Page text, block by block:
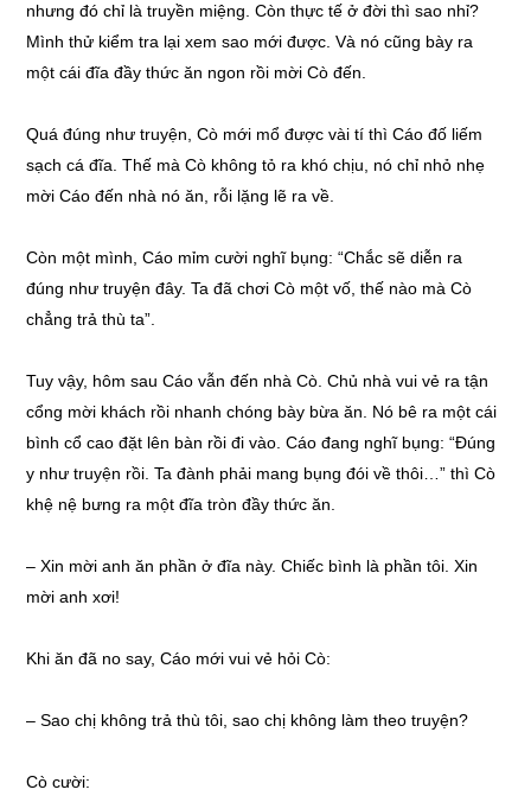
nhưng đó chỉ là truyền miệng. Còn thực tế ở đời thì sao nhỉ?
Mình thử kiểm tra lại xem sao mới được. Và nó cũng bày ra
một cái đĩa đầy thức ăn ngon rồi mời Cò đến.
Quá đúng như truyện, Cò mới mổ được vài tí thì Cáo đố liếm
sạch cá đĩa. Thế mà Cò không tỏ ra khó chịu, nó chỉ nhỏ nhẹ
mời Cáo đến nhà nó ăn, rỗi lặng lẽ ra về.
Còn một mình, Cáo mỉm cười nghĩ bụng: “Chắc sẽ diễn ra
đúng như truyện đây. Ta đã chơi Cò một vố, thế nào mà Cò
chẳng trả thù ta”.
Tuy vậy, hôm sau Cáo vẫn đến nhà Cò. Chủ nhà vui vẻ ra tận
cổng mời khách rồi nhanh chóng bày bừa ăn. Nó bê ra một cái
bình cổ cao đặt lên bàn rồi đi vào. Cáo đang nghĩ bụng: “Đúng
y như truyện rồi. Ta đành phải mang bụng đói về thôi…” thì Cò
khệ nệ bưng ra một đĩa tròn đầy thức ăn.
– Xin mời anh ăn phần ở đĩa này. Chiếc bình là phần tôi. Xin
mời anh xơi!
Khi ăn đã no say, Cáo mới vui vẻ hỏi Cò:
– Sao chị không trả thù tôi, sao chị không làm theo truyện?
Cò cười: